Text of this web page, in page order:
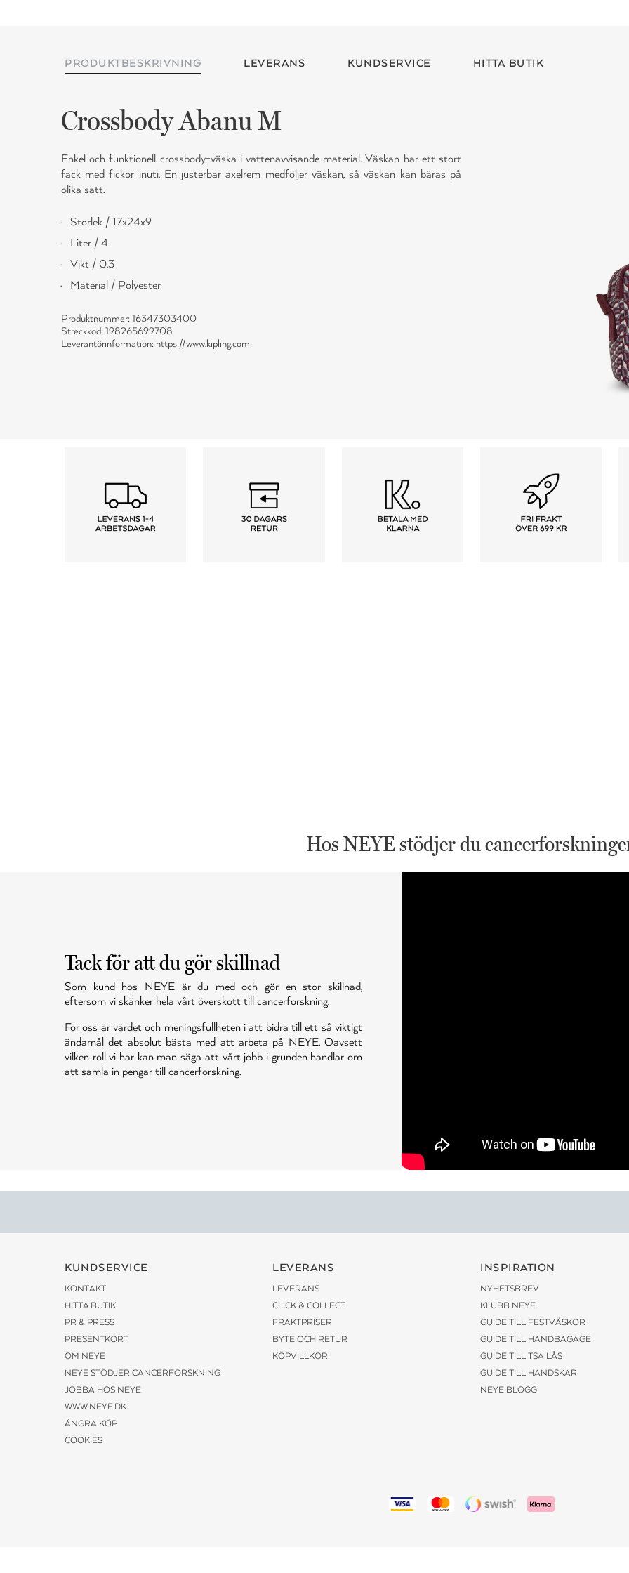
PRODUKTBESKRIVNING LEVERANS KUNDSERVICE HITTA BUTIK
Crossbody Abanu M
Enkel och funktionell crossbody-väska i vattenavvisande material. Väskan har ett stort
fack med fickor inuti. En justerbar axelrem medföljer väskan, så väskan kan bäras på
olika sätt.
Storlek / 17x24x9
Liter / 4
Vikt / 0.3
Material / Polyester
Produktnummer: 16347303400
Streckkod: 198265699708
Leverantörinformation: https://www.kipling.com
Hos NEYE stödjer du
Tack för att du gör skillnad
Som kund hos NEYE är du med och gör en stor skillnad,
eftersom vi skänker hela vårt överskott till cancerforskning.
För oss är värdet och meningsfullheten i att bidra till ett så viktigt
ändamål det absolut bästa med att arbeta på NEYE. Oavsett
vilken roll vi har kan man säga att vårt jobb i grunden handlar om
att samla in pengar till cancerforskning.
KUNDSERVICE
KONTAKT
HITTA BUTIK
PR & PRESS
PRESENTKORT
OM NEYE
NEYE STÖDJER CANCERFORSKNING
JOBBA HOS NEYE
WWW.NEYE.DK
ÅNGRA KÖP
COOKIES
LEVERANS
LEVERANS
CLICK & COLLECT
FRAKTPRISER
BYTE OCH RETUR
KÖPVILLKOR
INSPIRATION
NYHETSBREV
KLUBB NEYE
GUIDE TILL FESTVÄSKOR
GUIDE TILL HANDBAGAGE
GUIDE TILL TSA LÅS
GUIDE TILL HANDSKAR
NEYE BLOGG